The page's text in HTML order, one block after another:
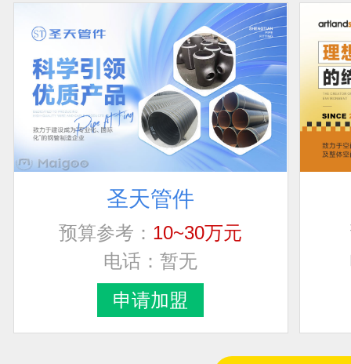
圣天管件
预算参考：
电话：暂无
申请加盟
联系人
罗恒庆
山西省太原市尖草